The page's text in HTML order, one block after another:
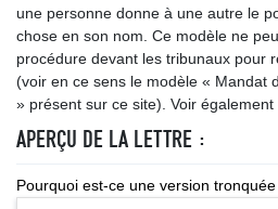
une personne donne à une autre le
chose en son nom. Ce modèle ne
procédure devant les tribunaux pour
(voir en ce sens le modèle « Mandat
» présent sur ce site). Voir
APERÇU DE LA LETTRE :
Pourquoi est-ce une version